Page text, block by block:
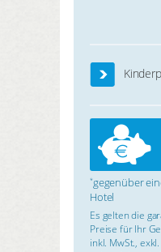
*gegenüber
Hotel
Es gelten die
Preise für Ihr
inkl. MwSt.,